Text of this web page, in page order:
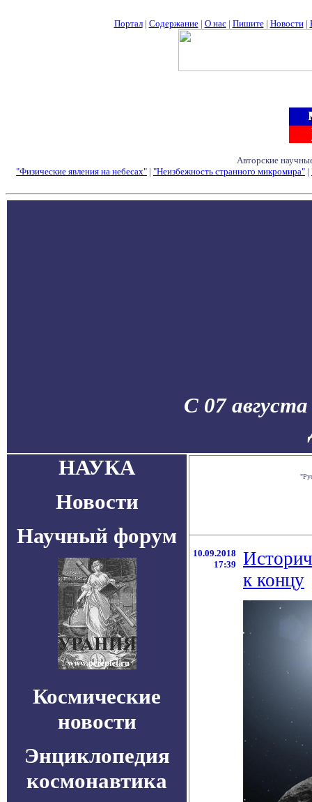
Портал| Содержание| О нас| Пишите| Новости|
Авторские
"Физические явления на небесах" | "Неизбежность странного микромира" |
С 07
НАУКА
Новости
Научный форум
Космические
новости
Энциклопедия
космонавтика
10.09.2018
17:39
к концу